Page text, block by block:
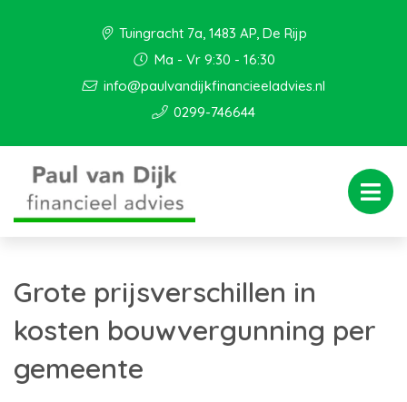
Tuingracht 7a, 1483 AP, De Rijp
Ma - Vr 9:30 - 16:30
info@paulvandijkfinancieeladvies.nl
0299-746644
Grote prijsverschillen in
kosten bouwvergunning per
gemeente